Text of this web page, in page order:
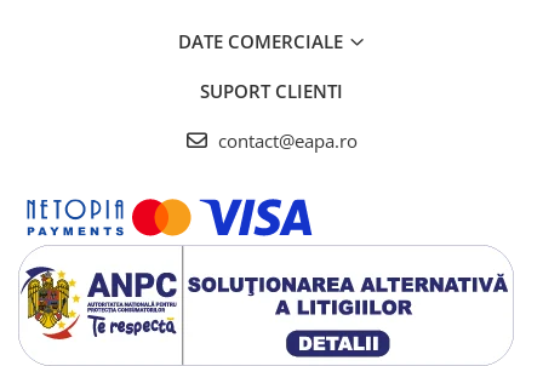
DATE COMERCIALE
SUPORT CLIENTI
contact@eapa.ro